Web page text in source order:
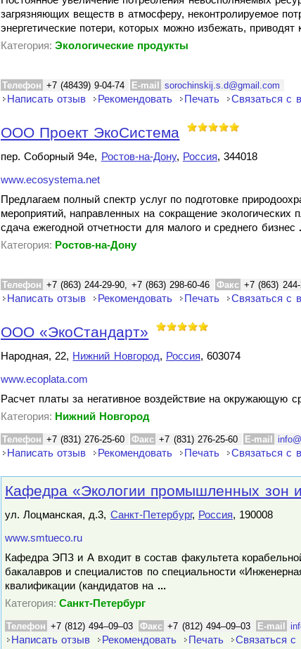
загрязняющих веществ в атмосферу, неконтролируемое
энергетические потери, которых можно избежать, приводят
Категория: Экологические продукты
Телефон +7 (48439) 9-04-74 E-mail sorochinskij.s.d@gmail.com
Написать отзыв Рекомендовать Печать Связаться с
ООО Проект ЭкоСистема
пер. Соборный 94е, Ростов-на-Дону, Россия, 344018
www.ecosystema.net
Предлагаем полный спектр услуг по подготовке
мероприятий, направленных на сокращение
сдача ежегодной отчетности для малого и среднего бизнес
Категория: Ростов-на-Дону
Телефон +7 (863) 244-29-90, +7 (863) 298-60-46 Факс +7 (863)
Написать отзыв Рекомендовать Печать Связаться с
ООО «ЭкоСтандарт»
Народная, 22, Нижний Новгород, Россия, 603074
www.ecoplata.com
Расчет платы за негативное воздействие на окружающую
Категория: Нижний Новгород
Телефон +7 (831) 276-25-60 Факс +7 (831) 276-25-60 E-mail
Написать отзыв Рекомендовать Печать Связаться с
Кафедра «Экологии промышленных зон
ул. Лоцманская, д.3, Санкт-Петербург, Россия, 190008
www.smtueco.ru
Кафедра ЭПЗ и А входит в состав факультета
бакалавров и специалистов по специальности
квалификации (кандидатов на ...
Категория: Санкт-Петербург
Телефон +7 (812) 494–09–03 Факс +7 (812) 494–09–03 E-mail
Написать отзыв Рекомендовать Печать Связаться